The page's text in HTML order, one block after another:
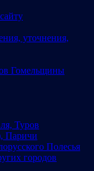
уточнения,
Гомельщины
Туров
Паричи
Полесья
городов